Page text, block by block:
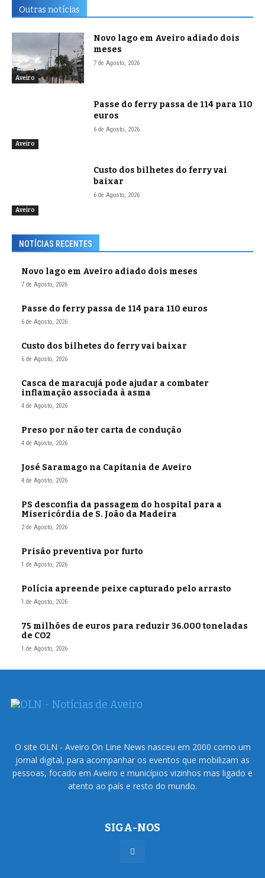
Outras notícias
Aveiro
Novo lago em Aveiro adiado dois
meses
7 de Agosto, 2026
Aveiro
Passe do ferry passa de 114 para 110
euros
6 de Agosto, 2026
Aveiro
Custo dos bilhetes do ferry vai
baixar
6 de Agosto, 2026
NOTÍCIAS RECENTES
Novo lago em Aveiro adiado dois meses
7 de Agosto, 2026
Passe do ferry passa de 114 para 110 euros
6 de Agosto, 2026
Custo dos bilhetes do ferry vai baixar
6 de Agosto, 2026
Casca de maracujá pode ajudar a combater
inflamação associada à asma
4 de Agosto, 2026
Preso por não ter carta de condução
4 de Agosto, 2026
José Saramago na Capitania de Aveiro
4 de Agosto, 2026
PS desconfia da passagem do hospital para a
Misericórdia de S. João da Madeira
2 de Agosto, 2026
Prisão preventiva por furto
1 de Agosto, 2026
Polícia apreende peixe capturado pelo arrasto
1 de Agosto, 2026
75 milhões de euros para reduzir 36.000 toneladas
de CO2
1 de Agosto, 2026
O site OLN - Aveiro On Line News nasceu em 2000 como um
jornal digital, para acompanhar os eventos que mobilizam as
pessoas, focado em Aveiro e municípios vizinhos mas ligado e
atento ao país e resto do mundo.
SIGA-NOS